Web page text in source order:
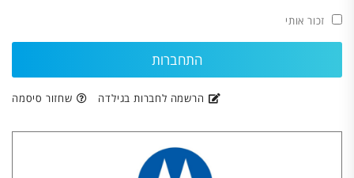
זכור אותי
הרשמה לחברות בגילדה שחזור סיסמה